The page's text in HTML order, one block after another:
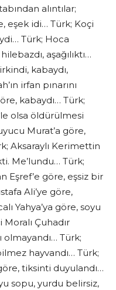
alıntılar;
eşek idi… Türk; Koçi
Türk; Hoca
aşağılıktı…
kabaydı,
irfan pınarını
kabaydı… Türk;
olsa öldürülmesi
Murat’a göre,
Aksaraylı Kerimettin
Me’lundu… Türk;
Eşref’e göre, eşsiz bir
Ali’ye göre,
Yahya’ya göre, soyu
Çuhadır
olmayandı… Türk;
hayvandı… Türk;
tiksinti duyulandı…
sopu, yurdu belirsiz,